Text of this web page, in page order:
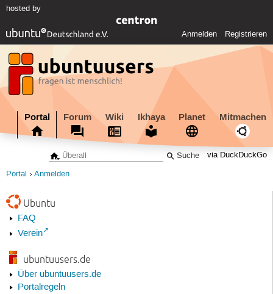
hosted by
Anmelden Registrieren
Portal Forum Wiki Ikhaya Planet Mitmachen
via DuckDuckGo
Portal Anmelden
Ubuntu
FAQ
Verein
ubuntuusers.de
Über ubuntuusers.de
Portalregeln